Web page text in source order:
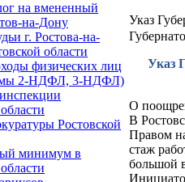
на вмененный
на-Дону
г. Ростова-на-
области
физических лиц
2-НДФЛ, 3-НДФЛ)
Ростовской
минимум в
Указ
Указ
О
В
Правом
стаж
большой